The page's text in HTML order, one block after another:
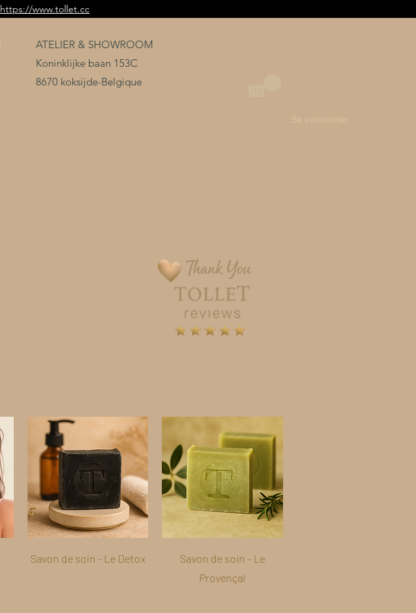
https://www.tollet.cc
ATELIER & SHOWROOM
Koninklijke baan 153C
8670 koksijde-Belgique
Savon de soin - Le Detox
Savon de soin - Le
Provençal